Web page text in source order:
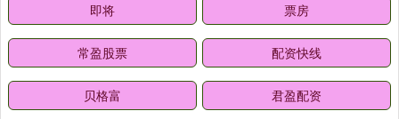
即将 票房
常盈股票 配资快线
贝格富 君盈配资